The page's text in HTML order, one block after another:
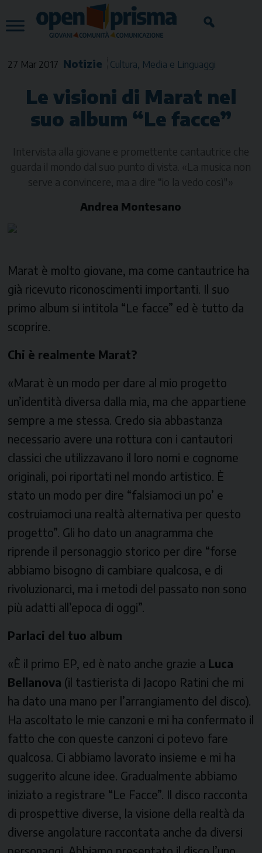
to
content
27 Mar 2017 Notizie Cultura Media e Linguaggi
Le visioni di Marat nel
suo album “Le facce”
Intervista alla giovane e promettente cantautrice che
guarda il mondo dal suo punto di vista. «La musica non
serve a convincere, ma a dire “io la vedo così"»
Andrea Montesano
Marat è molto giovane, ma come cantautrice ha
già ricevuto riconoscimenti importanti. Il suo
primo album si intitola “Le facce” ed è tutto da
scoprire.
Chi è realmente Marat?
«Marat è un modo per dare al mio progetto
un’identità diversa dalla mia, ma che appartiene
sempre a me stessa. Credo sia abbastanza
necessario avere una rottura con i cantautori
classici che utilizzavano il loro nomi e cognome
originali, poi riportati nel mondo artistico. È
stato un modo per dire “falsiamoci un po’ e
costruiamoci una realtà alternativa per questo
progetto”. Gli ho dato un anagramma che
riprende il personaggio storico per dire “forse
abbiamo bisogno di cambiare qualcosa, e di
rivoluzionarci, ma i metodi del passato non sono
più adatti all’epoca di oggi”.
Parlaci del tuo album
«È il primo EP, ed è nato anche grazie a Luca
Bellanova (il tastierista di Jacopo Ratini che mi
ha dato una mano per l’arrangiamento del disco).
Ha ascoltato le mie canzoni e mi ha confermato il
fatto che con queste canzoni ci potevo fare
qualcosa. Ci abbiamo lavorato insieme e mi ha
suggerito alcune idee. Gradualmente abbiamo
iniziato a registrare “Le Facce”. Il disco racconta
di prospettive diverse, la visione della realtà da
diverse angolature raccontata anche da diversi